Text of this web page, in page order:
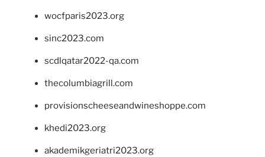
wocfparis2023.org
sinc2023.com
scdlqatar2022-qa.com
thecolumbiagrill.com
provisionscheeseandwineshoppe.com
khedi2023.org
akademikgeriatri2023.org